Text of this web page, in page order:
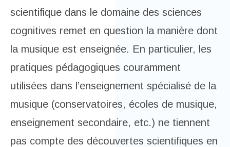
scientifique dans le domaine des sciences
cognitives remet en question la manière dont
la musique est enseignée. En particulier, les
pratiques pédagogiques couramment
utilisées dans l’enseignement spécialisé de la
musique (conservatoires, écoles de musique,
enseignement secondaire, etc.) ne tiennent
pas compte des découvertes scientifiques en